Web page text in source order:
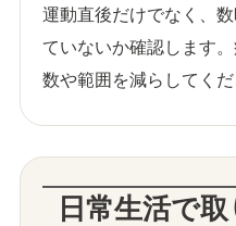
運動直後だけでなく、
ていないか確認します
数や範囲を減らしてくだ
日常生活で